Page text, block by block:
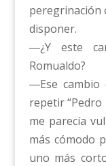
peregrinación
disponer.
―¿Y este
Romualdo?
―Ese cambio
repetir
me parecía
más cómodo
uno más